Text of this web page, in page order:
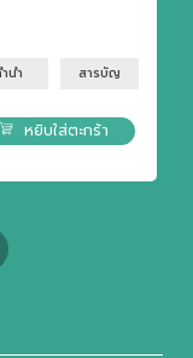
นำ สารบัญ
หยิบใส่ตะกร้า